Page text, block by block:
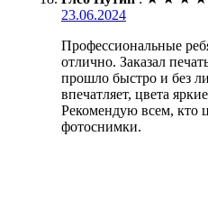
23.06.2024
Профессиональные
отлично. Заказал
прошло быстро и без
впечатляет, цвета
Рекомендую всем, кто
фотоснимки.